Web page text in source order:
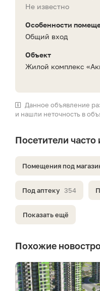
Не известно
Особенности
Общий вход
Объект
Жилой комплекс
Данное объявление
и нашли неточность в
Посетители часто
Помещения под
Под аптеку 354
Показать ещё
Похожие